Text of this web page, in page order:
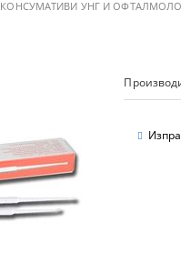
КОНСУМАТИВИ УНГ И